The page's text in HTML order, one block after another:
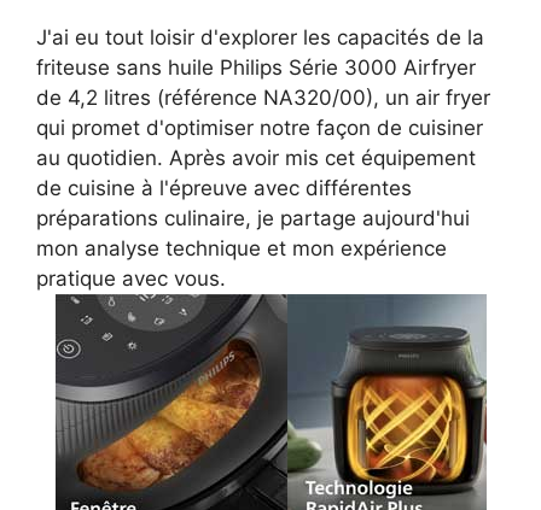
J'ai eu tout loisir d'explorer les capacités de la
friteuse sans huile Philips Série 3000 Airfryer
de 4,2 litres (référence NA320/00), un air fryer
qui promet d'optimiser notre façon de cuisiner
au quotidien. Après avoir mis cet équipement
de cuisine à l'épreuve avec différentes
préparations culinaire, je partage aujourd'hui
mon analyse technique et mon expérience
pratique avec vous.